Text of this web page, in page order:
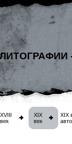
XVIII
век
XIX
век
XIX